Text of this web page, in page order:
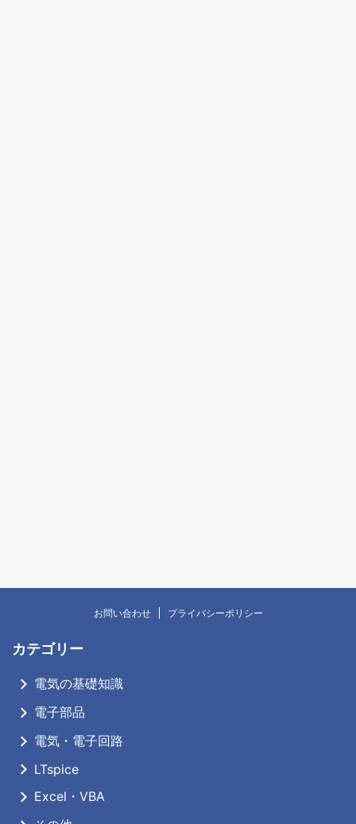
お問い合わせ プライバシーポリシー
カテゴリー
電気の基礎知識
電子部品
電気・電子回路
LTspice
Excel・VBA